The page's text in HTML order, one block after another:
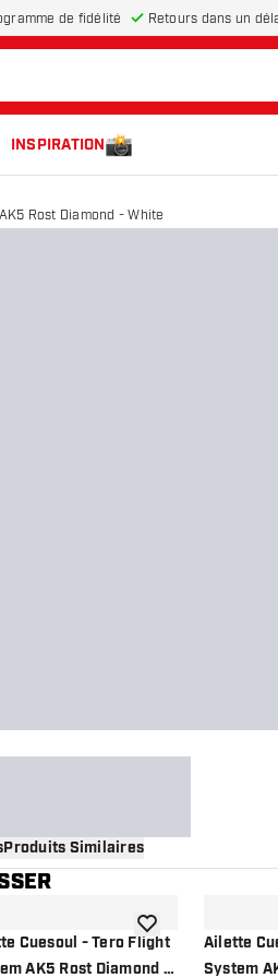
de fidélité Retours dans un
INSPIRATION
Rost Diamond - White
Produits Similaires
de souhaits
Cuesoul - Tero Flight
AK5 Rost Diamond -
ajouter à la liste de
Ailette
System